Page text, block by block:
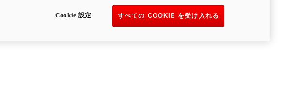
すべての COOKIE を受け入れる
Cookie 設定